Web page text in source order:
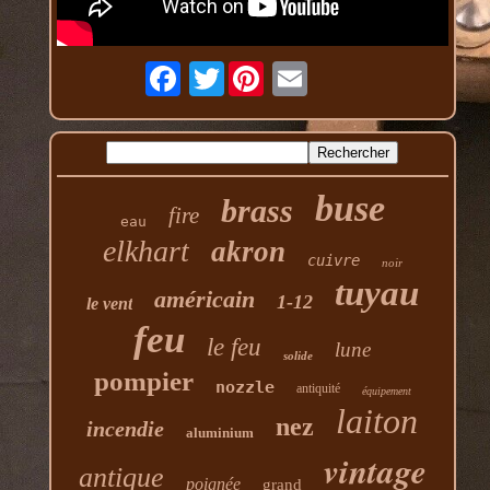
Twitter
eau fire brass buse
elkhart akron cuivre noir
le vent américain 1-12 tuyau
feu le feu solide lune
pompier nozzle antiquité équipement
incendie aluminium nez laiton
antique poignée grand vintage